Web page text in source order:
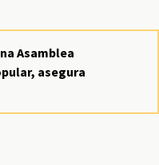
Asamblea
asegura